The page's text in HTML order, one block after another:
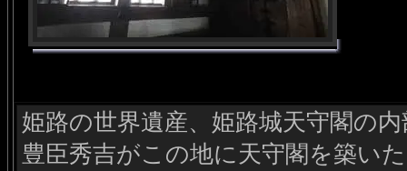
姫路の世界遺産、姫路城天守閣の
豊臣秀吉がこの地に天守閣を築い